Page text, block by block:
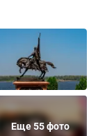
Еще 55 фото